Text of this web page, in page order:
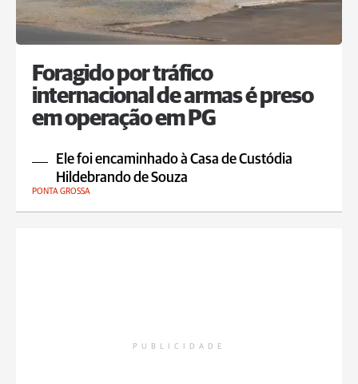
Foragido por tráfico
internacional de armas é preso
em operação em PG
Ele foi encaminhado à Casa de Custódia
Hildebrando de Souza
PONTA GROSSA
PUBLICIDADE